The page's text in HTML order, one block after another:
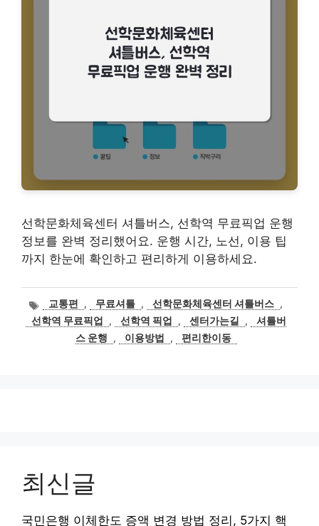
선학문화체육센터 셔틀버스, 선학역 무료픽업 운행
정보를 완벽 정리했어요. 운행 시간, 노선, 이용 팁
까지 한눈에 확인하고 편리하게 이용하세요.
태
그
교통편 , 무료셔틀 , 선학문화체육센터 셔틀버스 ,
선학역 무료픽업
, 선학역 픽업 , 센터가는길 ,
셔틀버
스 운행
, 이용방법 , 편리한이동
최신글
국민은행 이체한도 증액 변경 방법 정리, 5가지 핵